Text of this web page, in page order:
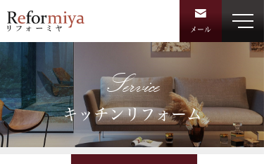
メール
Service
キッチンリフォーム